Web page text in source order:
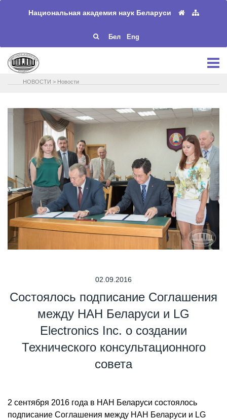
Национальная академия наук Беларуси
Бел Eng
НОВОСТИ > Новости
02.09.2016
Состоялось подписание Соглашения
между НАН Беларуси и LG
Electronics Inc. о создании
Технического консультационного
совета
2 сентября 2016 года в НАН Беларуси состоялось
подписание Соглашения между НАН Беларуси и LG